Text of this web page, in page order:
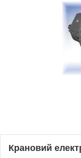
Крановий